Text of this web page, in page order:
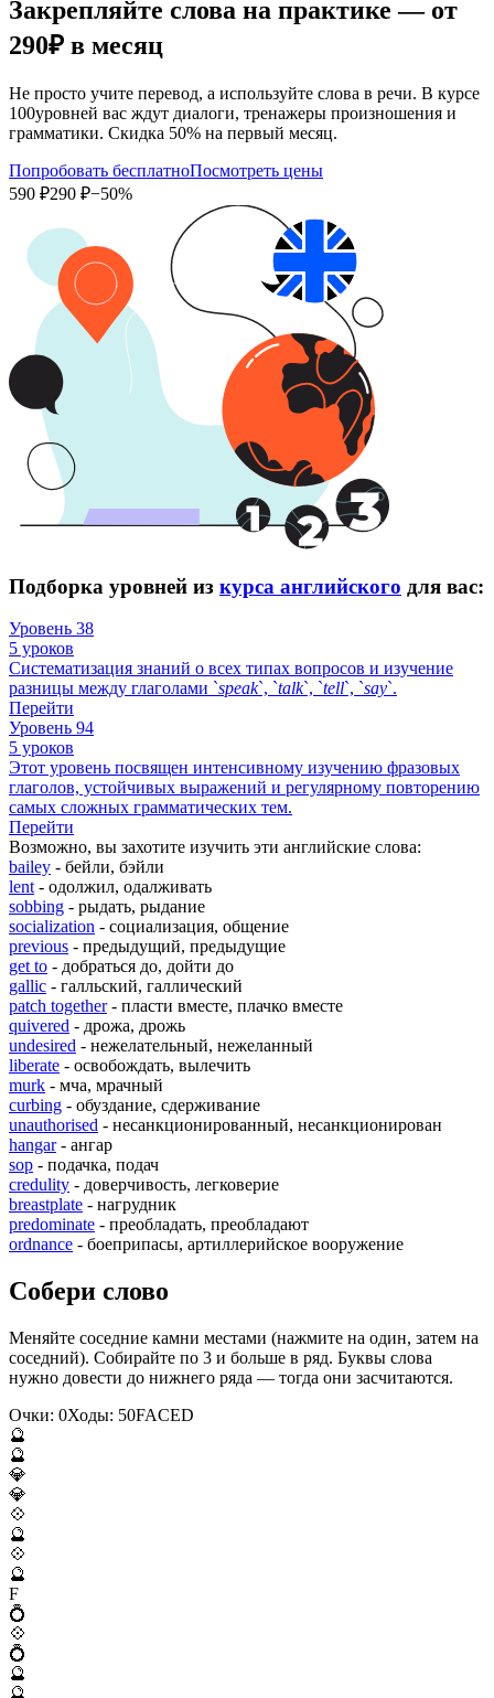
Закрепляйте слова на практике — от
290₽ в месяц
Не просто учите перевод, а используйте слова в речи. В курсе
100уровней вас ждут диалоги, тренажеры произношения и
грамматики. Скидка 50% на первый месяц.
Попробовать бесплатноПосмотреть цены
590 ₽290 ₽−50%
Подборка уровней из курса английского для вас:
Уровень 38
5 уроков
Систематизация знаний о всех типах вопросов и изучение
разницы между глаголами `speak`, `talk`, `tell`, `say`.
Перейти
Уровень 94
5 уроков
Этот уровень посвящен интенсивному изучению фразовых
глаголов, устойчивых выражений и регулярному повторению
самых сложных грамматических тем.
Перейти
Возможно, вы захотите изучить эти английские слова:
bailey - бейли, бэйли
lent - одолжил, одалживать
sobbing - рыдать, рыдание
socialization - социализация, общение
previous - предыдущий, предыдущие
get to - добраться до, дойти до
gallic - галльский, галлический
patch together- пласти вместе, плачко вместе
quivered - дрожа, дрожь
undesired - нежелательный, нежеланный
liberate - освобождать, вылечить
murk - мча, мрачный
curbing - обуздание, сдерживание
unauthorised - несанкционированный, несанкционирован
hangar- ангар
sop - подачка, подач
credulity - доверчивость, легковерие
breastplate - нагрудник
predominate - преобладать, преобладают
ordnance - боеприпасы, артиллерийское вооружение
Собери слово
Меняйте соседние камни местами (нажмите на один, затем на
соседний). Собирайте по 3 и больше в ряд. Буквы слова
нужно довести до нижнего ряда — тогда они засчитаются.
Очки: 0Ходы: 50FACED
🔮
🔮
💎
💎
💠
🔮
💠
🔮
F
💍
💠
💍
🔮
🔮